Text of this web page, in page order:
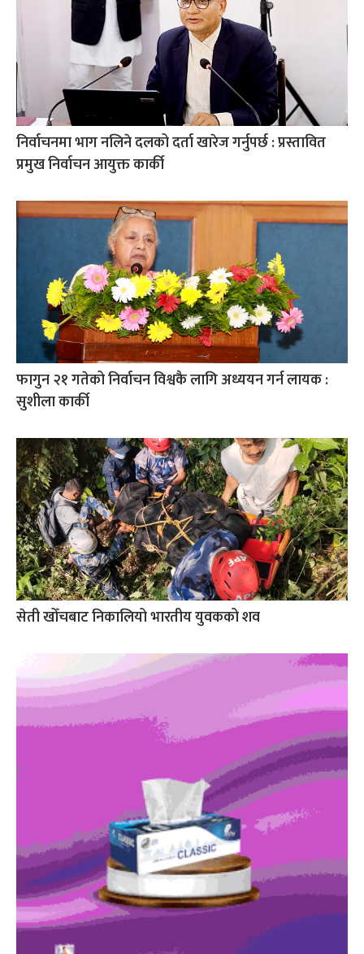
निर्वाचनमा भाग नलिने दलको दर्ता खारेज गर्नुपर्छ : प्रस्तावित
प्रमुख निर्वाचन आयुक्त कार्की
फागुन २१ गतेको निर्वाचन विश्वकै लागि अध्ययन गर्न लायक :
सुशीला कार्की
सेती खोँचबाट निकालियो भारतीय युवकको शव